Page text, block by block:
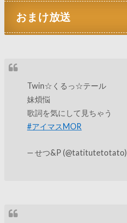
おまけ放送
Twin☆くるっ☆テール
妹煩悩
歌詞を気にして見ちゃう
#アイマスMOR
— せつ&P (@tatitutetotato)